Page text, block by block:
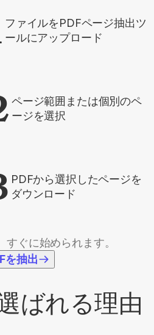
ファイルをPDFページ抽出ツ
ールにアップロード
ページ範囲または個別のペ
ージを選択
PDFから選択したページを
ダウンロード
すぐに始められます。
を抽出
ばれる理由